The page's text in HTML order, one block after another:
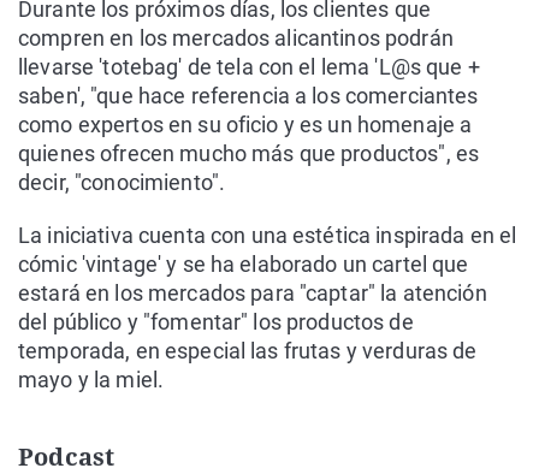
Durante los próximos días, los clientes que
compren en los mercados alicantinos podrán
llevarse 'totebag' de tela con el lema 'L@s que +
saben', "que hace referencia a los comerciantes
como expertos en su oficio y es un homenaje a
quienes ofrecen mucho más que productos", es
decir, "conocimiento".
La iniciativa cuenta con una estética inspirada en el
cómic 'vintage' y se ha elaborado un cartel que
estará en los mercados para "captar" la atención
del público y "fomentar" los productos de
temporada, en especial las frutas y verduras de
mayo y la miel.
Podcast